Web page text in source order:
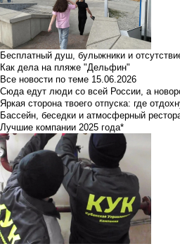
Бесплатный душ, булыжники и
Как дела на пляже "Дельфин"
Все новости по теме 15.06.2026
Сюда едут люди со всей России, а
Яркая сторона твоего отпуска: где
Бассейн, беседки и атмосферный
Лучшие компании 2025 года*